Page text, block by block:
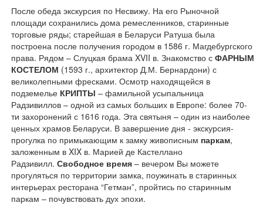
После обеда экскурсия по Несвижу. На его Рыночной
площади сохранились дома ремесленников, старинные
торговые ряды; старейшая в Беларуси Ратуша была
построена после получения городом в 1586 г. Магдебургского
права. Рядом – Слуцкая брама XVII в. Знакомство с ФАРНЫМ
КОСТЕЛОМ (1593 г., архитектор Д.М. Бернардони) с
великолепными фресками. Осмотр находящейся в
подземелье КРИПТЫ – фамильной усыпальница
Радзивиллов – одной из самых больших в Европе: более 70-
ти захоронений с 1616 года. Эта святыня – один из наиболее
ценных храмов Беларуси. В завершение дня - экскурсия-
прогулка по примыкающим к замку живописным паркам,
заложенным в XIX в. Марией де Кастеллано
Радзивилл. Свободное время – вечером Вы можете
прогуляться по территории замка, поужинать в старинных
интерьерах ресторана “Гетман”, пройтись по старинным
паркам – почувствовать дух эпохи.